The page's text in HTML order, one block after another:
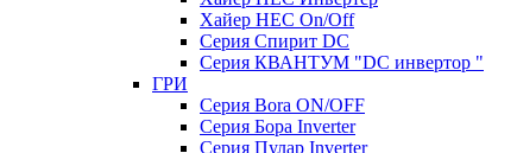
Хайер HEC On/Off
Серия Спирит DC
Серия КВАНТУМ "DC инвертор "
ГРИ
Серия Bora ON/OFF
Серия Бора Inverter
Серия Пулар Inverter